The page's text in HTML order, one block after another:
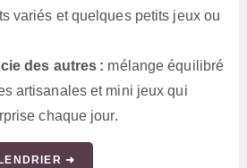
variés et quelques petits jeux ou
des autres : mélange équilibré
artisanales et mini jeux qui
chaque jour.
➜